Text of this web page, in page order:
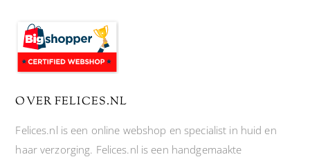
OVER FELICES.NL
Felices.nl is een online webshop en specialist in huid en
haar verzorging. Felices.nl is een handgemaakte